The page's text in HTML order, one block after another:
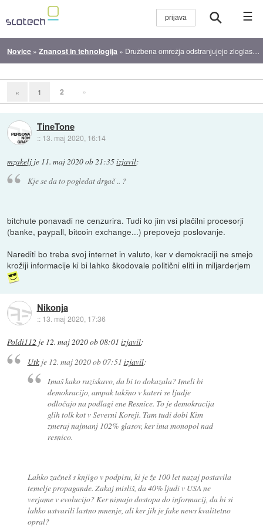
☰
Novice »Znanost in tehnologija » Družbena omrežja odstranjujejo zloglasni dokumentarec zaradi neresnic o covidu-19
« 1 2 »
TineTone
:: 13. maj 2020, 16:14
mzakelj je 11. maj 2020 ob 21:35izjavil:
Kje se da to pogledat drgač .. ?
bitchute ponavadi ne cenzurira. Tudi ko jim vsi plačilni procesorji
(banke, paypall, bitcoin exchange...) prepovejo poslovanje.
Narediti bo treba svoj internet in valuto, ker v demokraciji ne smejo
krožiji informacije ki bi lahko škodovale politični eliti in miljarderjem
Nikonja
:: 13. maj 2020, 17:36
Poldi112 je 12. maj 2020 ob 08:01 izjavil:
Utkje 12. maj 2020 ob 07:51 izjavil:
Imaš kako raziskavo, da bi to dokazala? Imeli bi
demokracijo, ampak takšno v kateri se ljudje
odločajo na podlagi ene Resnice. To je demokracija
glih tolk kot v Severni Koreji. Tam tudi dobi Kim
zmeraj najmanj 102% glasov, ker ima monopol nad
resnico.
Lahko začneš s knjigo v podpisu, ki je že 100 let nazaj postavila
temelje propagande. Zakaj misliš, da 40% ljudi v USA ne
verjame v evolucijo? Ker nimajo dostopa do informacij, da bi si
lahko ustvarili lastno mnenje, ali ker jih je fake news kvalitetno
opral?